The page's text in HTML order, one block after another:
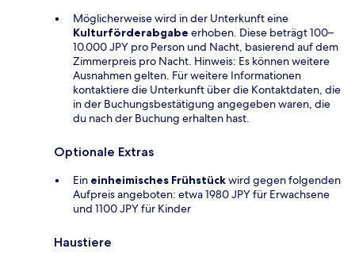
Möglicherweise wird in der Unterkunft eine
Kulturförderabgabe erhoben. Diese beträgt 100–
10.000 JPY pro Person und Nacht, basierend auf dem
Zimmerpreis pro Nacht. Hinweis: Es können weitere
Ausnahmen gelten. Für weitere Informationen
kontaktiere die Unterkunft über die Kontaktdaten, die
in der Buchungsbestätigung angegeben waren, die
du nach der Buchung erhalten hast.
Optionale Extras
Ein einheimisches Frühstückwird gegen folgenden
Aufpreis angeboten: etwa 1980 JPY für Erwachsene
und 1100 JPY für Kinder
Haustiere